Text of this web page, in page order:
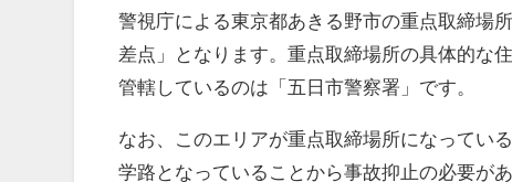
警視庁による東京都あきる野市の重点取締場
差点」となります。重点取締場所の具体的な
管轄しているのは「五日市警察署」です。
なお、このエリアが重点取締場所になってい
学路となっていることから事故抑止の必要が